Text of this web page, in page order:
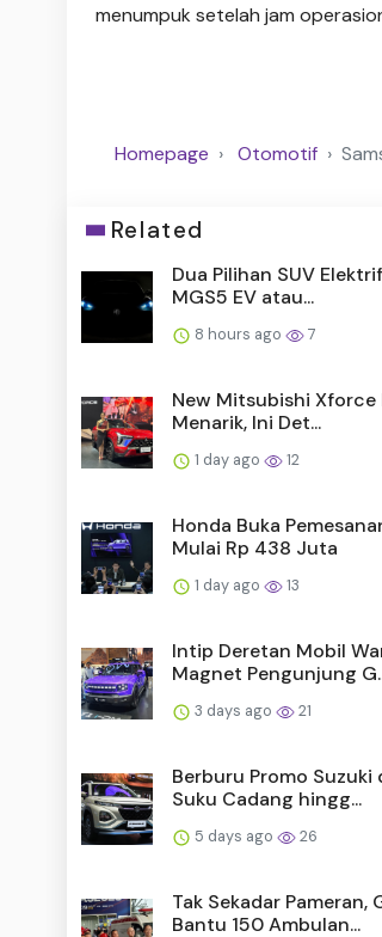
menumpuk setelah jam
Homepage Otomotif
Related
Dua Pilihan SUV
MGS5 EV atau...
8 hours ago 7
New Mitsubishi Xforce
Menarik, Ini Det...
1 day ago 12
Honda Buka
Mulai Rp 438 Juta
1 day ago 13
Intip Deretan Mobil
Magnet Pengunjung
3 days ago 21
Berburu Promo Suzuki
Suku Cadang hingg...
5 days ago 26
Tak Sekadar Pameran,
Bantu 150 Ambulan...